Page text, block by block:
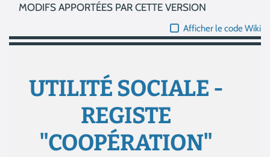
MODIFS APPORTÉES PAR CETTE VERSION
Afficher le code Wiki
UTILITÉ SOCIALE -
REGISTE
"COOPÉRATION"